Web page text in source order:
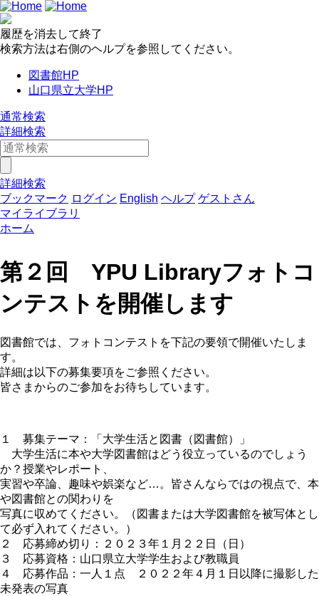
履歴を消去して終了
検索方法は右側のヘルプを参照してください。
図書館HP
山口県立大学HP
通常検索
詳細検索
詳細検索
ブックマーク ログイン English ヘルプ ゲストさん
マイライブラリ
ホーム
第２回 YPU Libraryフォトコ
ンテストを開催します
図書館では、フォトコンテストを下記の要領で開催いたしま
す。
詳細は以下の募集要項をご参照ください。
皆さまからのご参加をお待ちしています。
１ 募集テーマ：「大学生活と図書（図書館）」
大学生活に本や大学図書館はどう役立っているのでしょう
か？授業やレポート、
実習や卒論、趣味や娯楽など…。皆さんならではの視点で、本
や図書館との関わりを
写真に収めてください。（図書または大学図書館を被写体とし
て必ず入れてください。）
２ 応募締め切り：２０２３年１月２２日（日）
３ 応募資格：山口県立大学学生および教職員
４ 応募作品：一人１点 ２０２２年４月１日以降に撮影した
未発表の写真